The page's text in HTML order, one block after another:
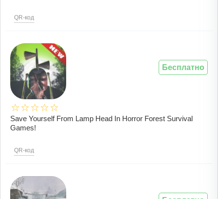
QR-код
Save Yourself From Lamp Head In Horror Forest Survival
Games!
QR-код
Бесплатно